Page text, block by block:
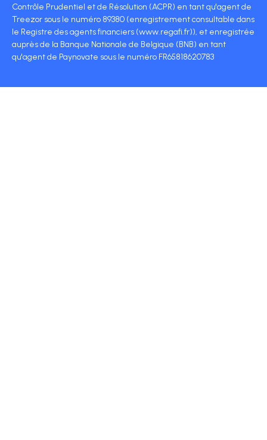
Contrôle Prudentiel et de Résolution (ACPR) en tant qu'agent de
Treezor sous le numéro 89380 (enregistrement consultable dans
le Registre des agents financiers (www.regafi.fr)), et enregistrée
auprès de la Banque Nationale de Belgique (BNB) en tant
qu'agent de Paynovate sous le numéro FR65818620783